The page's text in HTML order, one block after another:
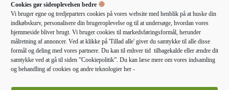
Cookies gør sideoplevelsen bedre
Vi bruger egne og tredjeparters cookies på vores website med henblik på at huske din
indkøbskurv, personalisere din brugeroplevelse og til at undersøge, hvordan vores
hjemmeside bliver brugt. Vi bruger cookies til markedsføringsformål, herunder
målretning af annoncer. Ved at klikke på 'Tillad alle' giver du samtykke til alle disse
formål og deling med vores partnere. Du kan til enhver tid tilbagekalde eller ændre dit
samtykke ved at gå til siden ”Cookiepolitik”. Du kan læse mere om vores indsamling
og behandling af cookies og andre teknologier her -
forest fløjl og plast
3.419,00kr.
Gå til forhandler
(85×72)
1.849,00kr.
Gå til forhandler
-14%